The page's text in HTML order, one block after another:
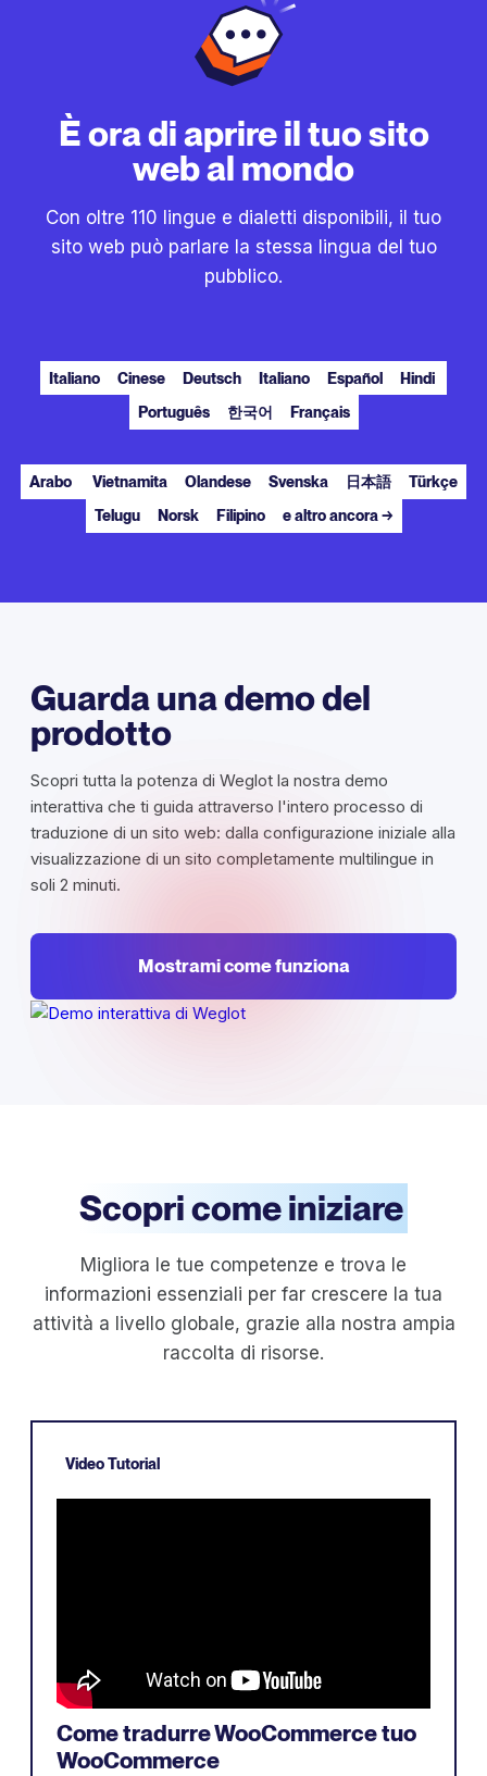
È ora di aprire il tuo sito
web al mondo
Con oltre 110 lingue e dialetti disponibili, il tuo
sito web può parlare la stessa lingua del tuo
pubblico.
Italiano Cinese Deutsch Italiano Español
Hindi
Português
한국어 Français
Arabo Vietnamita Olandese Svenska 日本語
Türkçe
Telugu
Norsk Filipino e altro ancora →
Guarda una demo del
prodotto
Scopri tutta la potenza di Weglot la nostra demo
interattiva che ti guida attraverso l'intero processo di
traduzione di un sito web: dalla configurazione iniziale alla
visualizzazione di un sito completamente multilingue in
soli 2 minuti.
Mostrami come funziona
Scopri come iniziare
Migliora le tue competenze e trova le
informazioni essenziali per far crescere la tua
attività a livello globale, grazie alla nostra ampia
raccolta di risorse.
Video Tutorial
Come tradurre WooCommerce tuo
WooCommerce